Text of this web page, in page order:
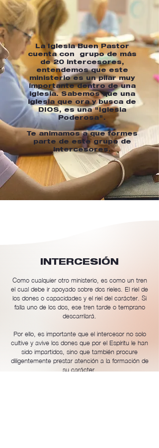
La Iglesia Buen Pastor
cuenta con grupo de más
de 20 intercesores,
entendemos que este
ministerio es un pilar muy
importante dentro de una
iglesia. Sabemos que una
iglesia que ora y busca de
DIOS, es una "Iglesia
Poderosa".
Te animamos a que formes
parte de este grupo de
intercesores.
INTERCESIÓN
Como cualquier otro ministerio, es como un tren
el cual debe ir apoyado sobre dos rieles. El riel de
los dones o capacidades y el riel del carácter. Si
falla uno de los dos, ese tren tarde o temprano
descarrilará.
Por ello, es importante que el intercesor no solo
cultive y avive los dones que por el Espíritu le han
sido impartidos, sino que también procure
diligentemente prestar atención a la formación de
su carácter.